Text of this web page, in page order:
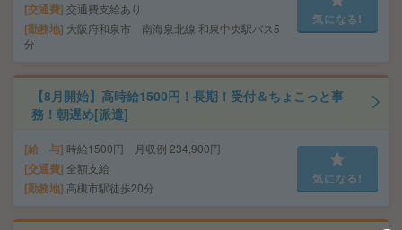
交通費 交通費支給あり
勤務地 大阪府和泉市 南海泉北線 和泉中央駅バス5
分
気になる!
【8月開始】高時給1500円！長期！受付＆ちょこっと事
務！朝遅め[派遣]
給 与 時給1500円 月収例 234,900円
交通費 全額支給
勤務地 高槻市駅徒歩20分
気になる!